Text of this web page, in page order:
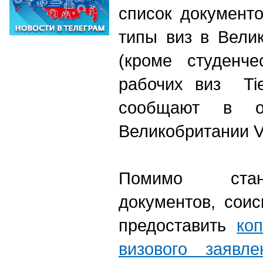
список
типы виз в
(кроме
рабочих виз
сообщают в
Великобритании
Помимо
документов,
предоставить
визового